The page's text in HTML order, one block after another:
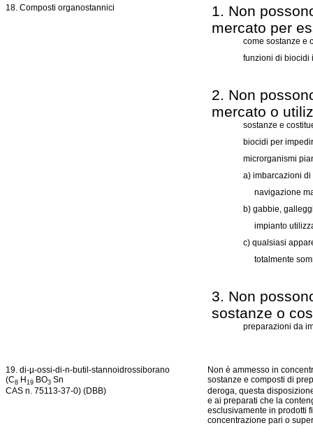
18. Composti organostannici
1. Non
mercato per
come sostanze e
funzioni di biocidi
2. Non
mercato o
sostanze e
biocidi per
microrganismi
a) imbarcazioni
navigazione
b) gabbie,
impianto
c) qualsiasi
totalmente
3. Non
sostanze o
preparazioni da
19. di-µ-ossi-di-n-butil-stannoidrossiborano
Non è ammesso in
(C8 H 19 BO3 Sn
sostanze e composti di
CAS n. 75113-37-0) (DBB)
deroga, questa
e ai preparati che la
esclusivamente in prodotti
concentrazione pari o